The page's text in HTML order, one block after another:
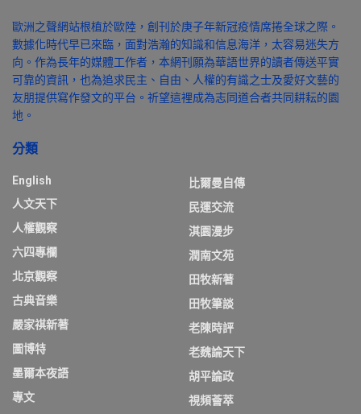
歐洲之聲網站根植於歐陸，創刊於庚子年新冠疫情席捲全球之際。
數據化時代早已來臨，面對浩瀚的知識和信息海洋，太容易迷失方
向。作為長年的媒體工作者，本網刊願為華語世界的讀者傳送平實
可靠的資訊，也為追求民主、自由、人權的有識之士及愛好文藝的
友朋提供寫作發文的平台。祈望這裡成為志同道合者共同耕耘的園
地。
分類
English
人文天下
人權觀察
六四專欄
北京觀察
古典音樂
嚴家祺新著
圖博特
墨爾本夜語
專文
比爾曼自傳
民運交流
淇園漫步
潤南文苑
田牧新著
田牧筆談
老陳時評
老魏論天下
胡平論政
視頻薈萃